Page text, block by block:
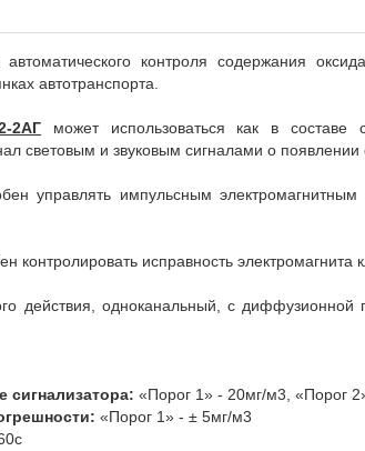
контроля содержания
автотранспорта.
2АГ
может использоваться как в составе
световым и звуковым сигналами о появлении
управлять импульсным
контролировать исправность электромагнита
действия, одноканальный, с
«Порог 1» - 20мг/м3, «Порог
«Порог 1» - ± 5мг/м3